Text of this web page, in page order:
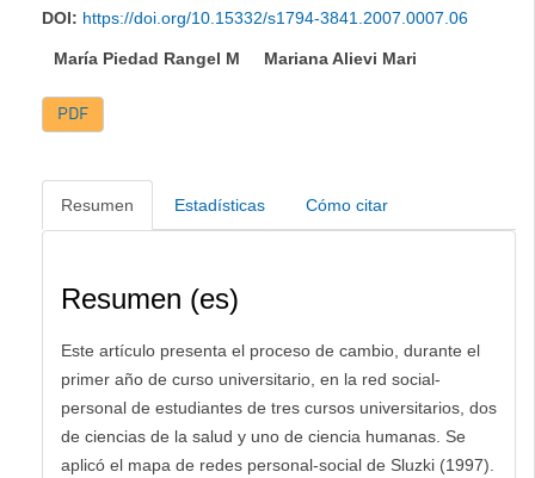
DOI: https://doi.org/10.15332/s1794-3841.2007.0007.06
María Piedad Rangel M Mariana Alievi Mari
PDF
Resumen Estadísticas Cómo citar
Resumen (es)
Este artículo presenta el proceso de cambio, durante el
primer año de curso universitario, en la red social-
personal de estudiantes de tres cursos universitarios, dos
de ciencias de la salud y uno de ciencia humanas. Se
aplicó el mapa de redes personal-social de Sluzki (1997).